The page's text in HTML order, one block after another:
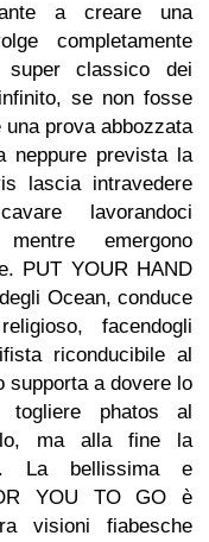
a creare una
completamente
classico dei
se non fosse
prova abbozzata
neppure prevista la
lascia intravedere
lavorandoci
emergono
PUT YOUR HAND
Ocean, conduce
facendogli
riconducibile al
supporta a dovere lo
phatos al
ma alla fine la
La bellissima e
YOU TO GO è
visioni fiabesche